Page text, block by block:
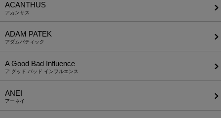
ACANTHUS
アカンサス
ADAM PATEK
アダムパティック
A Good Bad Influence
ア グッド バッド インフルエンス
ANEI
アーネイ